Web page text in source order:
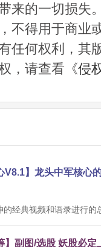
来的一切损失
不得用于商业
任何权利，其
，请查看《侵